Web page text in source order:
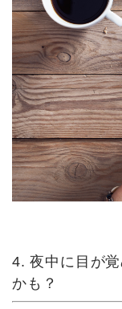
4. 夜中に目が
かも？